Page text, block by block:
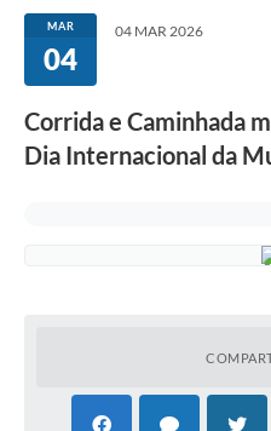
MAR
04
04 MAR 2026
Corrida e Caminhada
Dia Internacional da